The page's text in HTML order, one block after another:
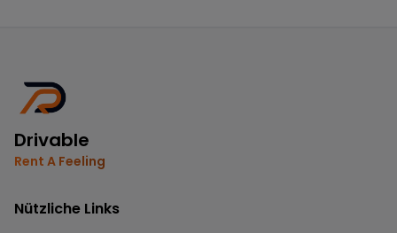
Drivable
Rent A Feeling
Nützliche Links